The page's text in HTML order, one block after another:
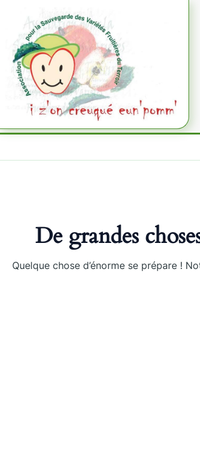
contenu
De grandes
Quelque chose d’énorme se prépare !